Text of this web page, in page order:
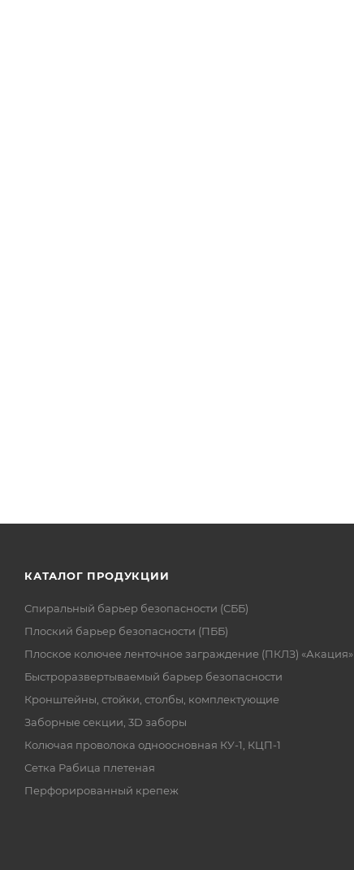
КАТАЛОГ ПРОДУКЦИИ
Спиральный барьер безопасности (СББ)
Плоский барьер безопасности (ПББ)
Плоское колючее ленточное заграждение (ПКЛЗ) «Акация»
Быстроразвертываемый барьер безопасности
Кронштейны, стойки, столбы, комплектующие
Заборные секции, 3D заборы
Колючая проволока одноосновная КУ-1, КЦП-1
Сетка Рабица плетеная
Перфорированный крепеж